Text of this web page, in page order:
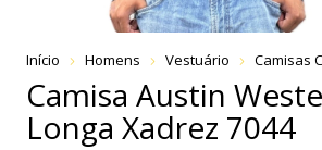
Início Homens Vestuário Camisas
Camisa Austin
Longa Xadrez 7044